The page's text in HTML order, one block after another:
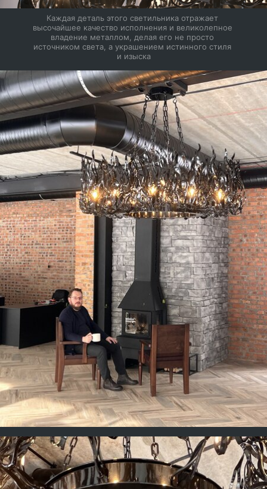
Каждая деталь этого светильника отражает
высочайшее качество исполнения и великолепное
владение металлом, делая его не просто
источником света, а украшением истинного стиля
и изыска